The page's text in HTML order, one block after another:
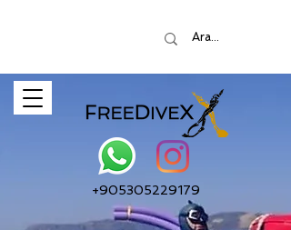
+905305229179